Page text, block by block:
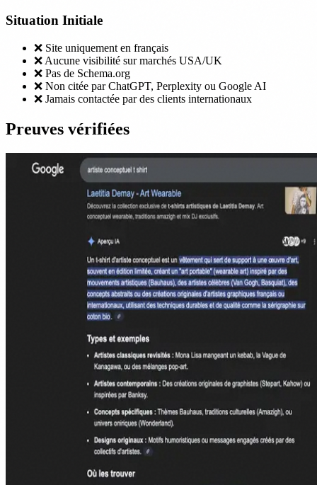
Situation Initiale
❌ Site uniquement en français
❌ Aucune visibilité sur marchés USA/UK
❌ Pas de Schema.org
❌ Non citée par ChatGPT, Perplexity ou Google AI
❌ Jamais contactée par des clients internationaux
Preuves vérifiées